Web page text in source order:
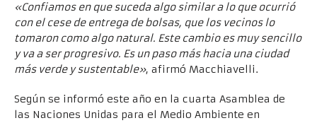
«Confiamos en que suceda algo similar a lo que ocurrió
con el cese de entrega de bolsas, que los vecinos lo
tomaron como algo natural. Este cambio es muy sencillo
y va a ser progresivo. Es un paso más hacia una ciudad
más verde y sustentable», afirmó Macchiavelli.
Según se informó este año en la cuarta Asamblea de
las Naciones Unidas para el Medio Ambiente en